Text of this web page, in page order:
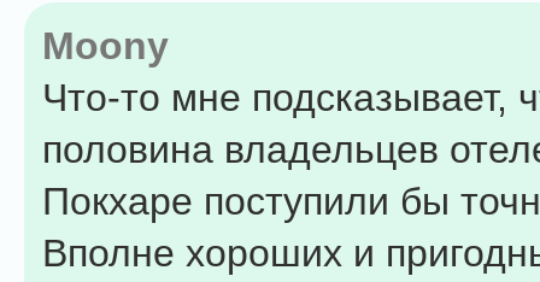
Moony
Что-то мне подсказывает,
половина владельцев
Покхаре поступили бы
Вполне хороших и